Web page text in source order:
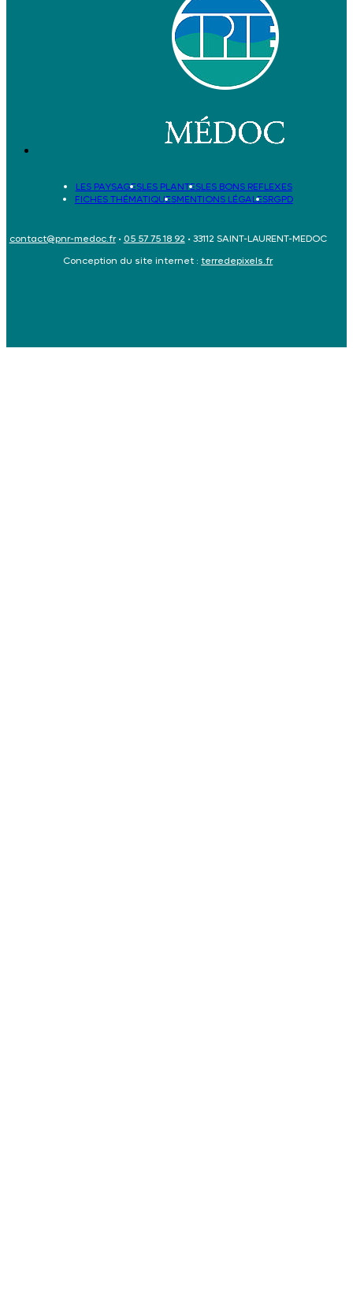
LES PAYSAGESLES PLANTESLES BONS REFLEXES
FICHES THÉMATIQUESMENTIONS LÉGALESRGPD
contact@pnr-medoc.fr• 05 57 75 18 92• 33112 SAINT-LAURENT-MEDOC
Conception du site internet :terredepixels.fr